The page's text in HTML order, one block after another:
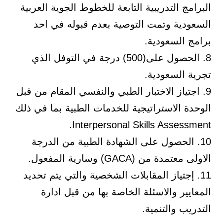
البرامج التدريبية التابعة للخطوط الجوية العربية
السعودية وتمت التوصية بعدم قبوله في احد
برامج السعودية.
8. الحصول على(500) درجة في التوفل الذي
تجرية السعودية.
9. اجتياز الاختبار الطبي والنفسي المقام من قبل
الوحدة الاستراتيجية للخدمات الطبية بما في ذلك
Interpersonal Skills Assessment.
10. الحصول على الشهادة الطبية من الدرجة
الاولى معتمدة من (GACA) وسارية المفعول.
11. إجتياز المقابلات الشخصية والتي يتم تحديد
المعايير والاسئلة الخاصة بها من قبل ادارة
التدريب والتنمية.